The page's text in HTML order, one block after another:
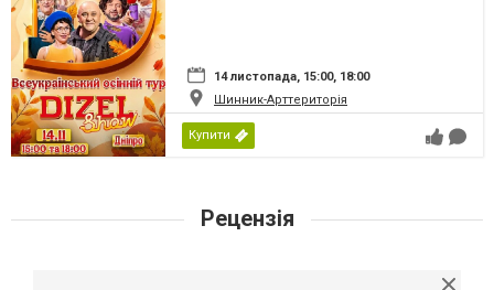
14 листопада, 15:00, 18:00
Шинник-Арттериторія
Купити
Рецензія